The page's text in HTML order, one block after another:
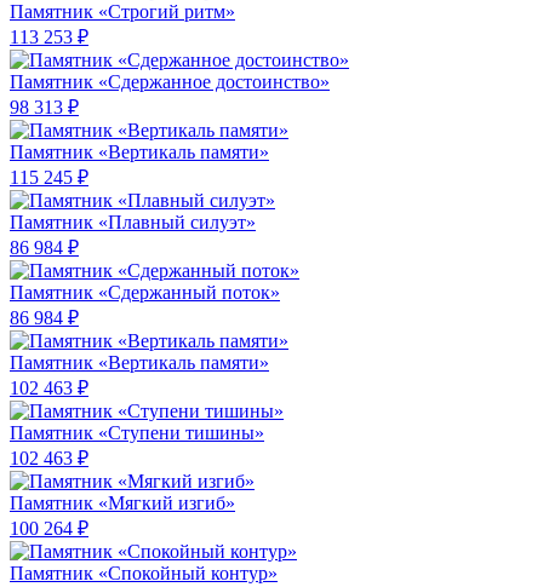
Памятник «Строгий ритм»
113 253 ₽
Памятник «Сдержанное достоинство»
98 313 ₽
Памятник «Вертикаль памяти»
115 245 ₽
Памятник «Плавный силуэт»
86 984 ₽
Памятник «Сдержанный поток»
86 984 ₽
Памятник «Вертикаль памяти»
102 463 ₽
Памятник «Ступени тишины»
102 463 ₽
Памятник «Мягкий изгиб»
100 264 ₽
Памятник «Спокойный контур»